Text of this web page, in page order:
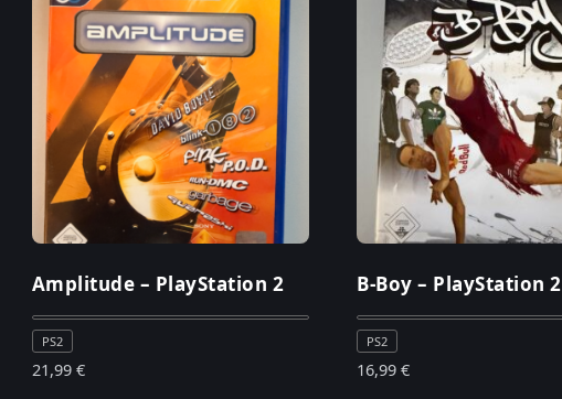
Amplitude – PlayStation 2
PS2
21,99 €
B-Boy – PlayStation 2
PS2
16,99€